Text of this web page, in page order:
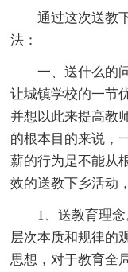
通过这次送教下
法：
一、送什么的问
让城镇学校的一节
并想以此来提高教
的根本目的来说，
薪的行为是不能从
效的送教下乡活动
1、送教育理念
层次本质和规律的
思想，对于教育全